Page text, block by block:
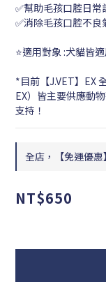
✅幫助毛孩口腔日常
✅消除毛孩口腔不良
⭐適用對象 :犬貓皆
*目前【J.VET】EX
EX）皆主要供應動
支持！
全店，【免運優
NT$650